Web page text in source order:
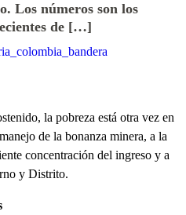
Los números son los
de […]
la pobreza está otra vez en
de la bonanza minera, a la
concentración del ingreso y a
y Distrito.